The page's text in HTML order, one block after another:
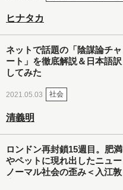
ヒナタカ
ネットで話題の「陰謀論チャ
ート」を徹底解説＆日本語訳
してみた
2021.05.03 社会
清義明
ロンドン再封鎖15週目。肥満
やペットに現れ出したニュー
ノーマル社会の歪み＜入江敦